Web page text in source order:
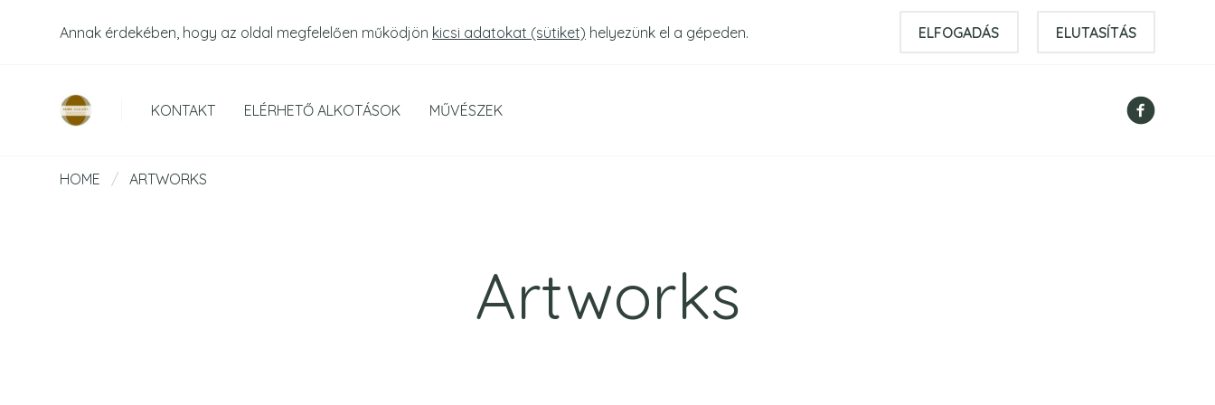
Annak érdekében, hogy az oldal megfelelően működjön kicsi adatokat (sütiket) helyezünk el a gépeden. ELFOGADÁS ELUTASÍTÁS
KONTAKT ELÉRHETŐ ALKOTÁSOK MŰVÉSZEK
HOME / ARTWORKS
Artworks